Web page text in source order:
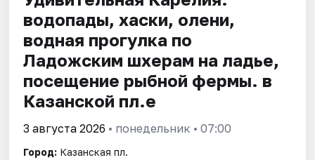
водопады, хаски, олени,
водная прогулка по
Ладожским шхерам на ладье,
посещение рыбной фермы. в
Казанской пл.е
3 августа 2026 • понедельник • 07:00
Город: Казанская пл.